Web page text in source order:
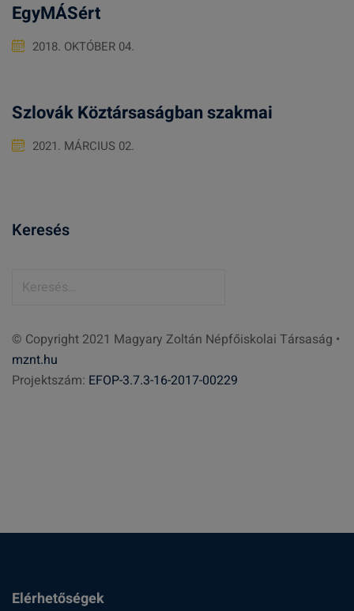
EgyMÁSért
2018. OKTÓBER 04.
Szlovák Köztársaságban szakmai
2021. MÁRCIUS 02.
Keresés
e
s
é
© Copyright 2021 Magyary Zoltán Népfőiskolai Társaság •
mznt.hu
Projektszám: EFOP-3.7.3-16-2017-00229
Elérhetőségek